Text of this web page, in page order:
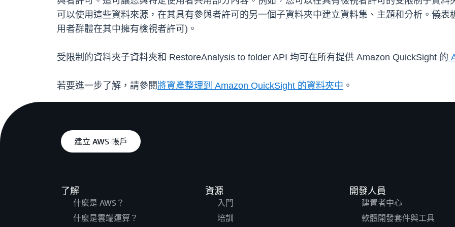
可以使用這些資料來源，在其具有參與者許可的另一個子資料夾中建立資料集、主題和分析。儀
用者群體在其中擁有檢視者許可)。
受限制的資料夾子資料夾和 RestoreAnalysis to folder API 均可在所有提供 Amazon QuickSight 的
若要進一步了解，請參閱將資產整理到 Amazon QuickSight 的資料夾中 。
建立 AWS 帳戶
了解
什麼是 AWS？
什麼是雲端運算？
資源
入門
培訓
開發人員
建置者中心
軟體開發套件與工具